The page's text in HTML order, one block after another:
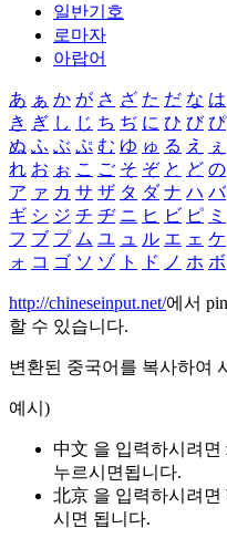
일반기호
로마자
아랍어
あ ぁ か が さ ざ た だ な は
き ぎ し じ ち ぢ に ひ び ぴ
ぬ ふ ぶ ぷ む ゆ ゅ る え ぇ
れ お ぉ こ ご そ ぞ と ど の
ア ァ カ サ ザ タ ダ ナ ハ バ
ギ シ ジ チ ヂ ニ ヒ ビ ピ ミ
フ ブ プ ム ユ ュ ル エ ェ ケ
ォ コ ゴ ソ ゾ ト ド ノ ホ ボ
http://chineseinput.net/에서
할 수 있습니다.
변환된 중국어를 복사하여
예시)
中文 을 입력하시려면
누르시면됩니다.
北京 을 입력하시려면
시면 됩니다.